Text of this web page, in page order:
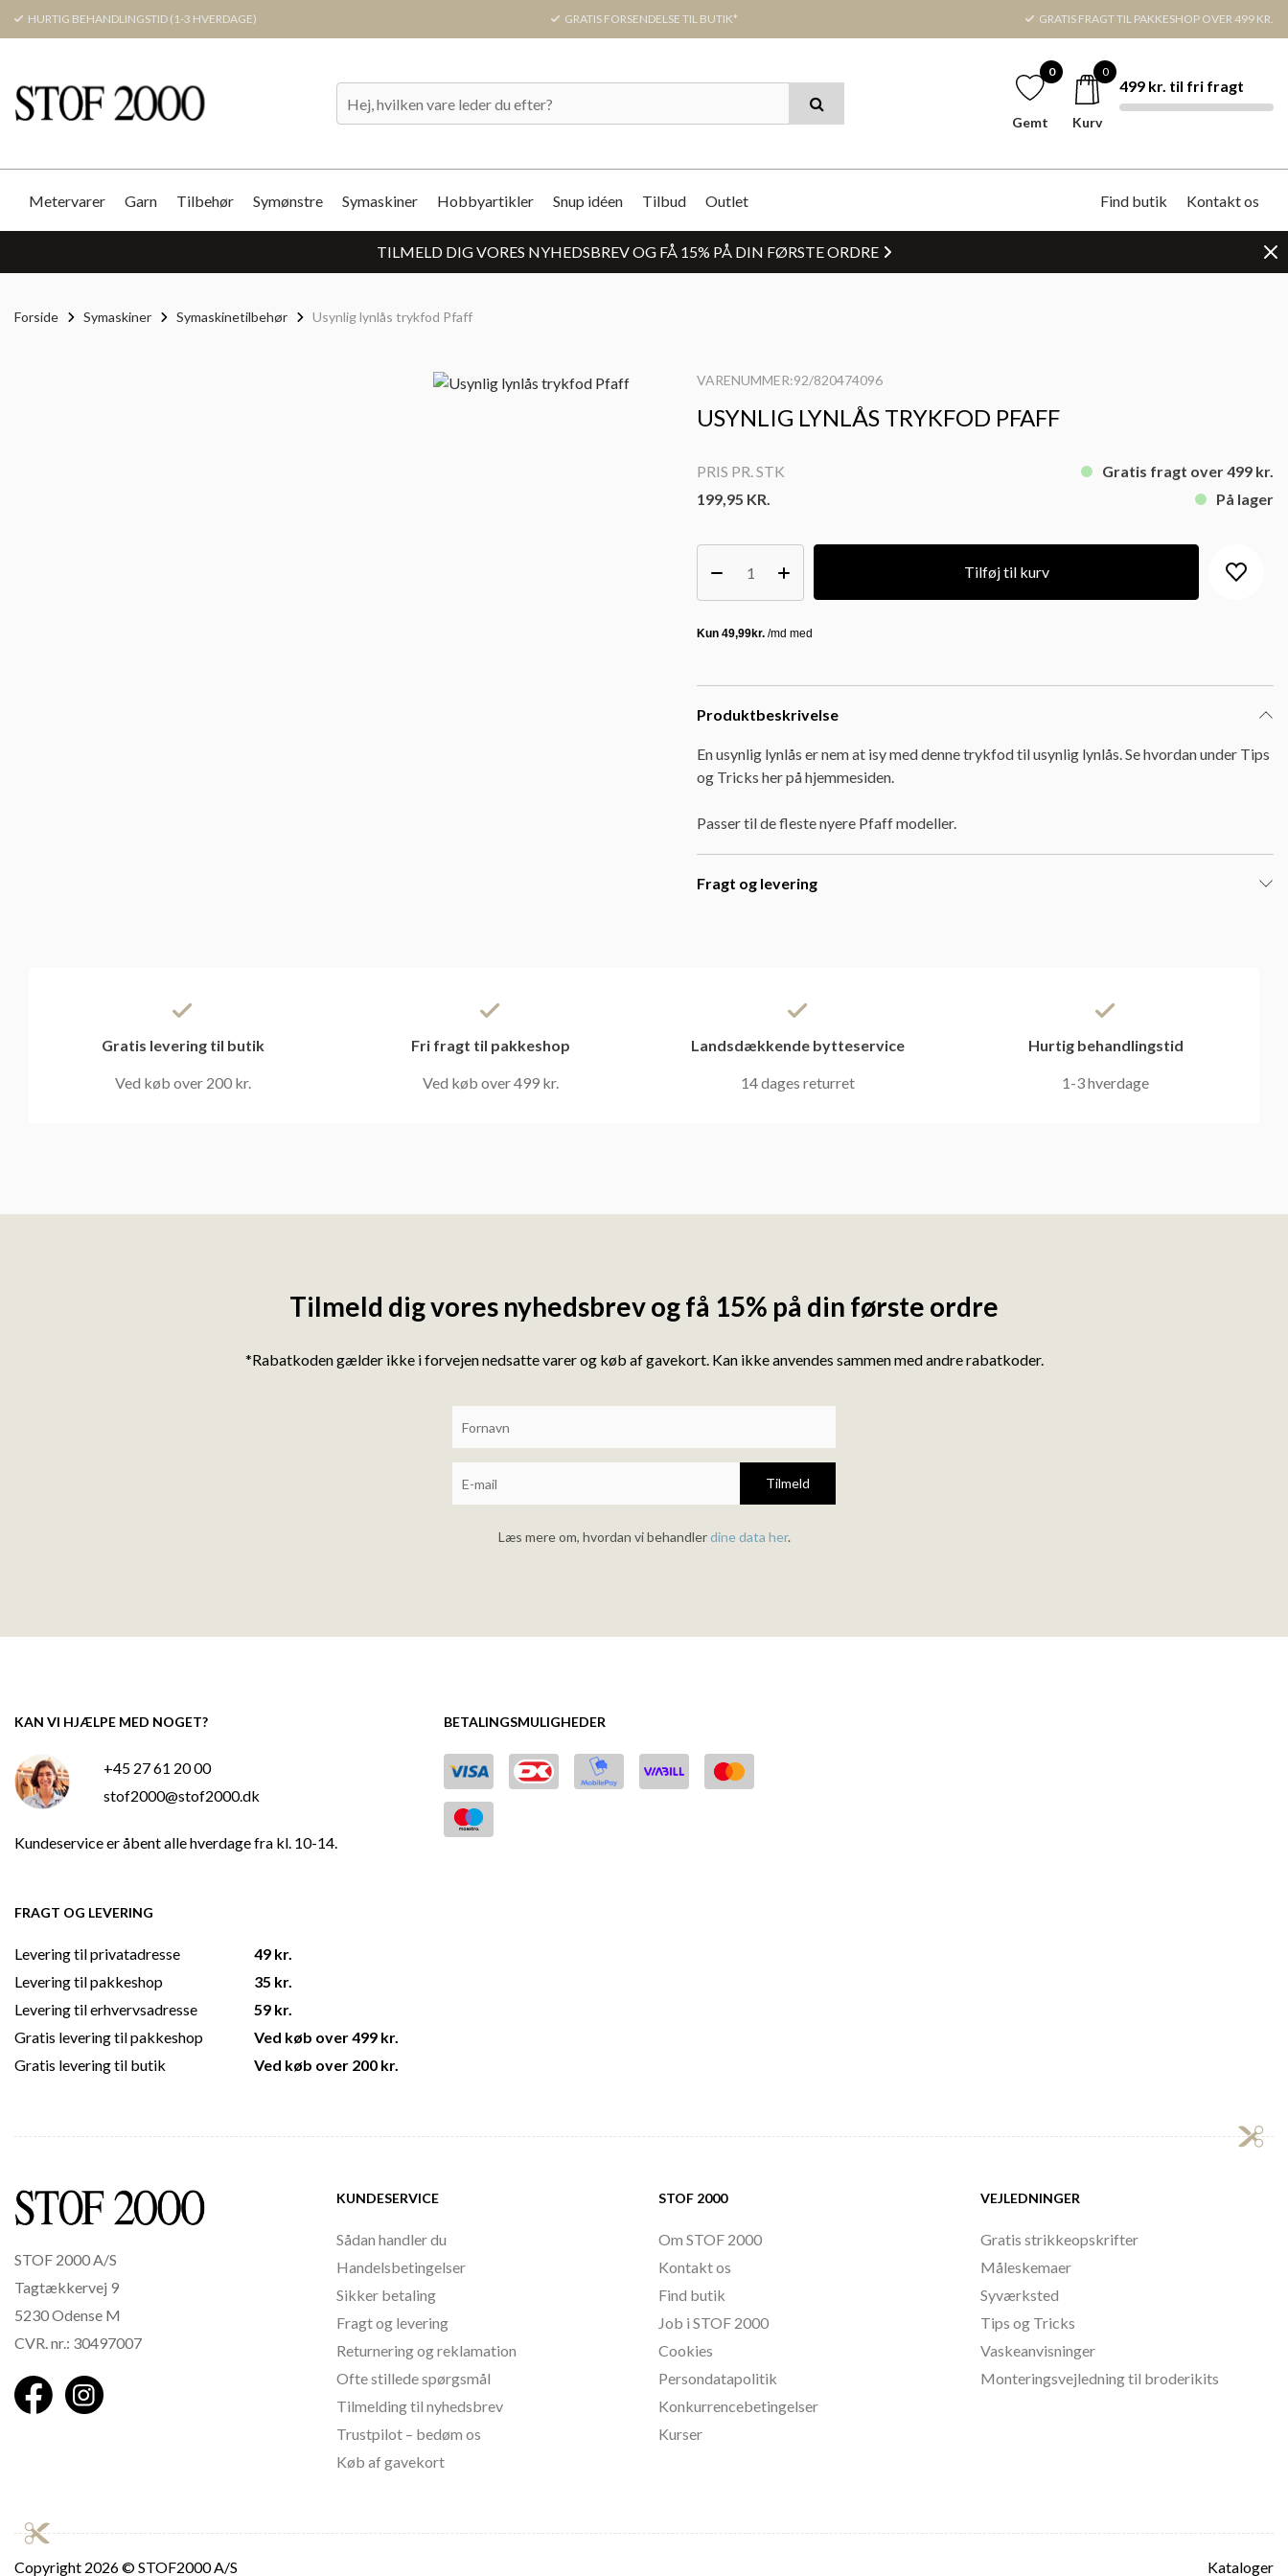
HURTIG BEHANDLINGSTID (1-3 HVERDAGE) GRATIS FORSENDELSE TIL BUTIK* GRATIS FRAGT TIL PAKKESHOP OVER 499 KR.
0
Gemt
0
Kurv
499 kr. til fri fragt
Metervarer Garn Tilbehør Symønstre Symaskiner Hobbyartikler Snup idéen Tilbud Outlet Find butik Kontakt os
TILMELD DIG VORES NYHEDSBREV OG FÅ 15% PÅ DIN FØRSTE ORDRE
Forside Symaskiner Symaskinetilbehør Usynlig lynlås trykfod Pfaff
VARENUMMER:92/820474096
USYNLIG LYNLÅS TRYKFOD PFAFF
PRIS PR. STK
199,95 KR.
Gratis fragt over 499 kr.
På lager
Tilføj til kurv
Produktbeskrivelse
En usynlig lynlås er nem at isy med denne trykfod til usynlig lynlås. Se hvordan under Tips
og Tricks her på hjemmesiden.
Passer til de fleste nyere Pfaff modeller.
Fragt og levering
Gratis levering til butik
Ved køb over 200 kr.
Fri fragt til pakkeshop
Ved køb over 499 kr.
Landsdækkende bytteservice
14 dages returret
Hurtig behandlingstid
1-3 hverdage
Tilmeld dig vores nyhedsbrev og få 15% på din første ordre
*Rabatkoden gælder ikke i forvejen nedsatte varer og køb af gavekort. Kan ikke anvendes sammen med andre rabatkoder.
Tilmeld
Læs mere om, hvordan vi behandlerdine data her.
KAN VI HJÆLPE MED NOGET?
+45 27 61 20 00
stof2000@stof2000.dk
Kundeservice er åbent alle hverdage fra kl. 10-14.
BETALINGSMULIGHEDER
FRAGT OG LEVERING
Levering til privatadresse
Levering til pakkeshop
Levering til erhvervsadresse
Gratis levering til pakkeshop
Gratis levering til butik
49 kr.
35 kr.
59 kr.
Ved køb over 499 kr.
Ved køb over 200 kr.
STOF 2000 A/S
Tagtækkervej 9
5230 Odense M
CVR. nr.: 30497007
KUNDESERVICE
Sådan handler du
Handelsbetingelser
Sikker betaling
Fragt og levering
Returnering og reklamation
Ofte stillede spørgsmål
Tilmelding til nyhedsbrev
Trustpilot – bedøm os
Køb af gavekort
STOF 2000
Om STOF 2000
Kontakt os
Find butik
Job i STOF 2000
Cookies
Persondatapolitik
Konkurrencebetingelser
Kurser
VEJLEDNINGER
Gratis strikkeopskrifter
Måleskemaer
Syværksted
Tips og Tricks
Vaskeanvisninger
Monteringsvejledning til broderikits
Copyright 2026 © STOF2000 A/S Kataloger